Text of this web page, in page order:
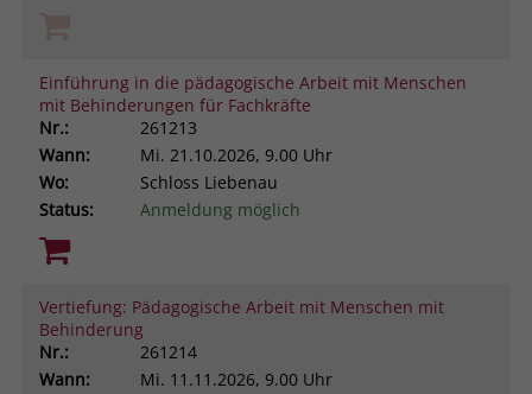
Einführung in die pädagogische Arbeit mit Menschen
mit Behinderungen für Fachkräfte
Nr.:
261213
Wann:
Mi. 21.10.2026, 9.00 Uhr
Wo:
Schloss Liebenau
Status:
Anmeldung möglich
Vertiefung: Pädagogische Arbeit mit Menschen mit
Behinderung
Nr.:
261214
Wann:
Mi. 11.11.2026, 9.00 Uhr